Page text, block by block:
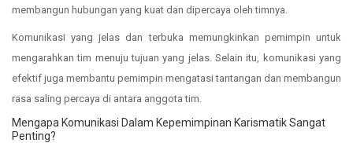
membangun hubungan yang kuat dan dipercaya oleh timnya.
Komunikasi yang jelas dan terbuka memungkinkan pemimpin untuk
mengarahkan tim menuju tujuan yang jelas. Selain itu, komunikasi yang
efektif juga membantu pemimpin mengatasi tantangan dan membangun
rasa saling percaya di antara anggota tim.
Mengapa Komunikasi Dalam Kepemimpinan Karismatik Sangat
Penting?